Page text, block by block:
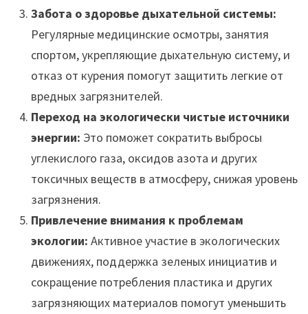
Забота о здоровье дыхательной системы:
Регулярные медицинские осмотры, занятия
спортом, укрепляющие дыхательную систему, и
отказ от курения помогут защитить легкие от
вредных загрязнителей.
Переход на экологически чистые источники
энергии: Это поможет сократить выбросы
углекислого газа, оксидов азота и других
токсичных веществ в атмосферу, снижая уровень
загрязнения.
Привлечение внимания к проблемам
экологии: Активное участие в экологических
движениях, поддержка зеленых инициатив и
сокращение потребления пластика и других
загрязняющих материалов помогут уменьшить